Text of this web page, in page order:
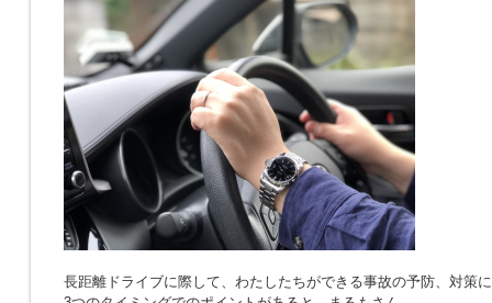
長距離ドライブに際して、わたしたちができる事故の予防、対策